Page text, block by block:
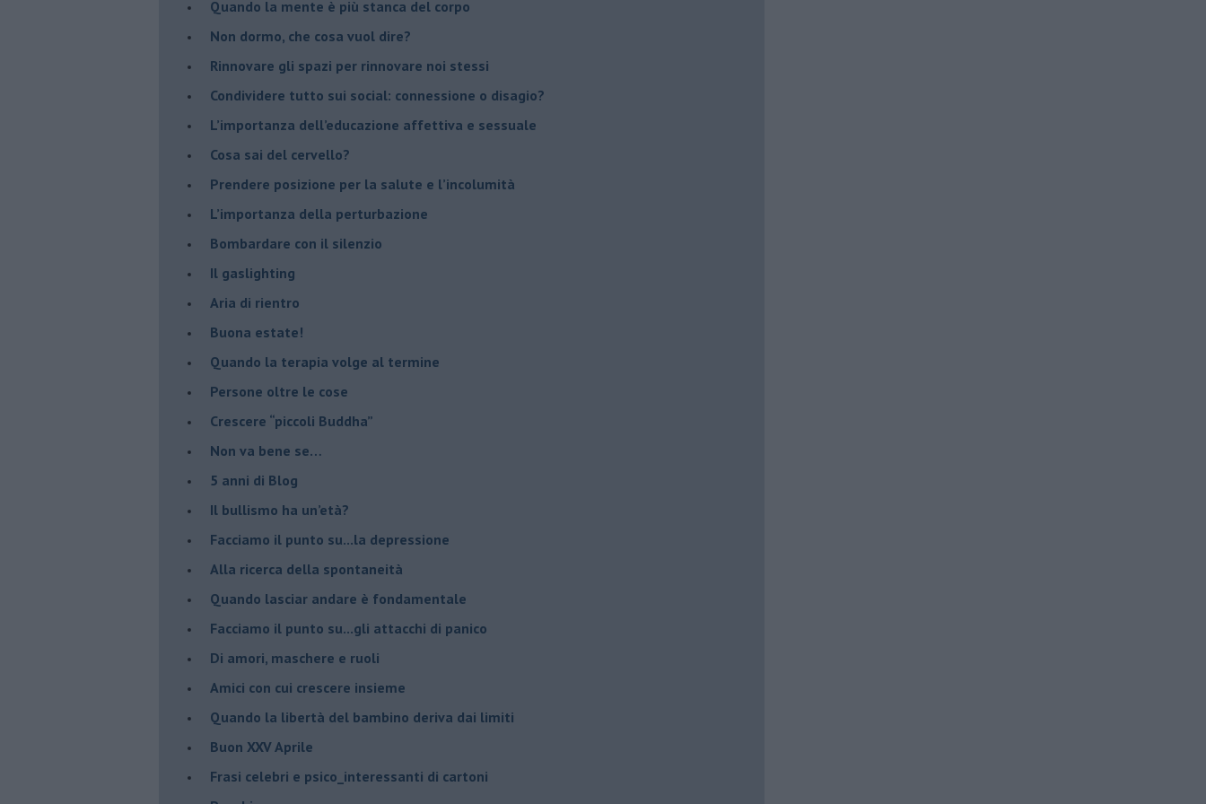
​Quando la mente è più stanca del corpo
Non dormo, che cosa vuol dire?
​Rinnovare gli spazi per rinnovare noi stessi
​Condividere tutto sui social: connessione o disagio?
​L’importanza dell’educazione affettiva e sessuale
​Cosa sai del cervello?
Prendere posizione per la salute e l’incolumità
L’importanza della perturbazione
​Bombardare con il silenzio
Il gaslighting
Aria di rientro
Buona estate!
​Quando la terapia volge al termine
​Persone oltre le cose
​Crescere “piccoli Buddha”
Non va bene se…
​5 anni di Blog
​Il bullismo ha un’età?
Facciamo il punto su...la depressione
​Alla ricerca della spontaneità
​Quando lasciar andare è fondamentale
Facciamo il punto su...gli attacchi di panico
Di amori, maschere e ruoli
​Amici con cui crescere insieme
​Quando la libertà del bambino deriva dai limiti
Buon XXV Aprile
​Frasi celebri e psico_interessanti di cartoni